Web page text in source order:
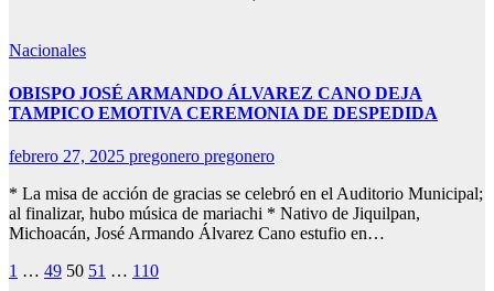
Nacionales
OBISPO JOSÉ ARMANDO ÁLVAREZ CANO DEJA
TAMPICO EMOTIVA CEREMONIA DE DESPEDIDA
febrero 27, 2025 pregonero pregonero
* La misa de acción de gracias se celebró en el Auditorio Municipal;
al finalizar, hubo música de mariachi * Nativo de Jiquilpan,
Michoacán, José Armando Álvarez Cano estufio en…
Paginación
1 … 49 50 51 … 110